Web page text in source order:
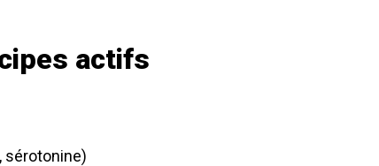
actifs
sérotonine)